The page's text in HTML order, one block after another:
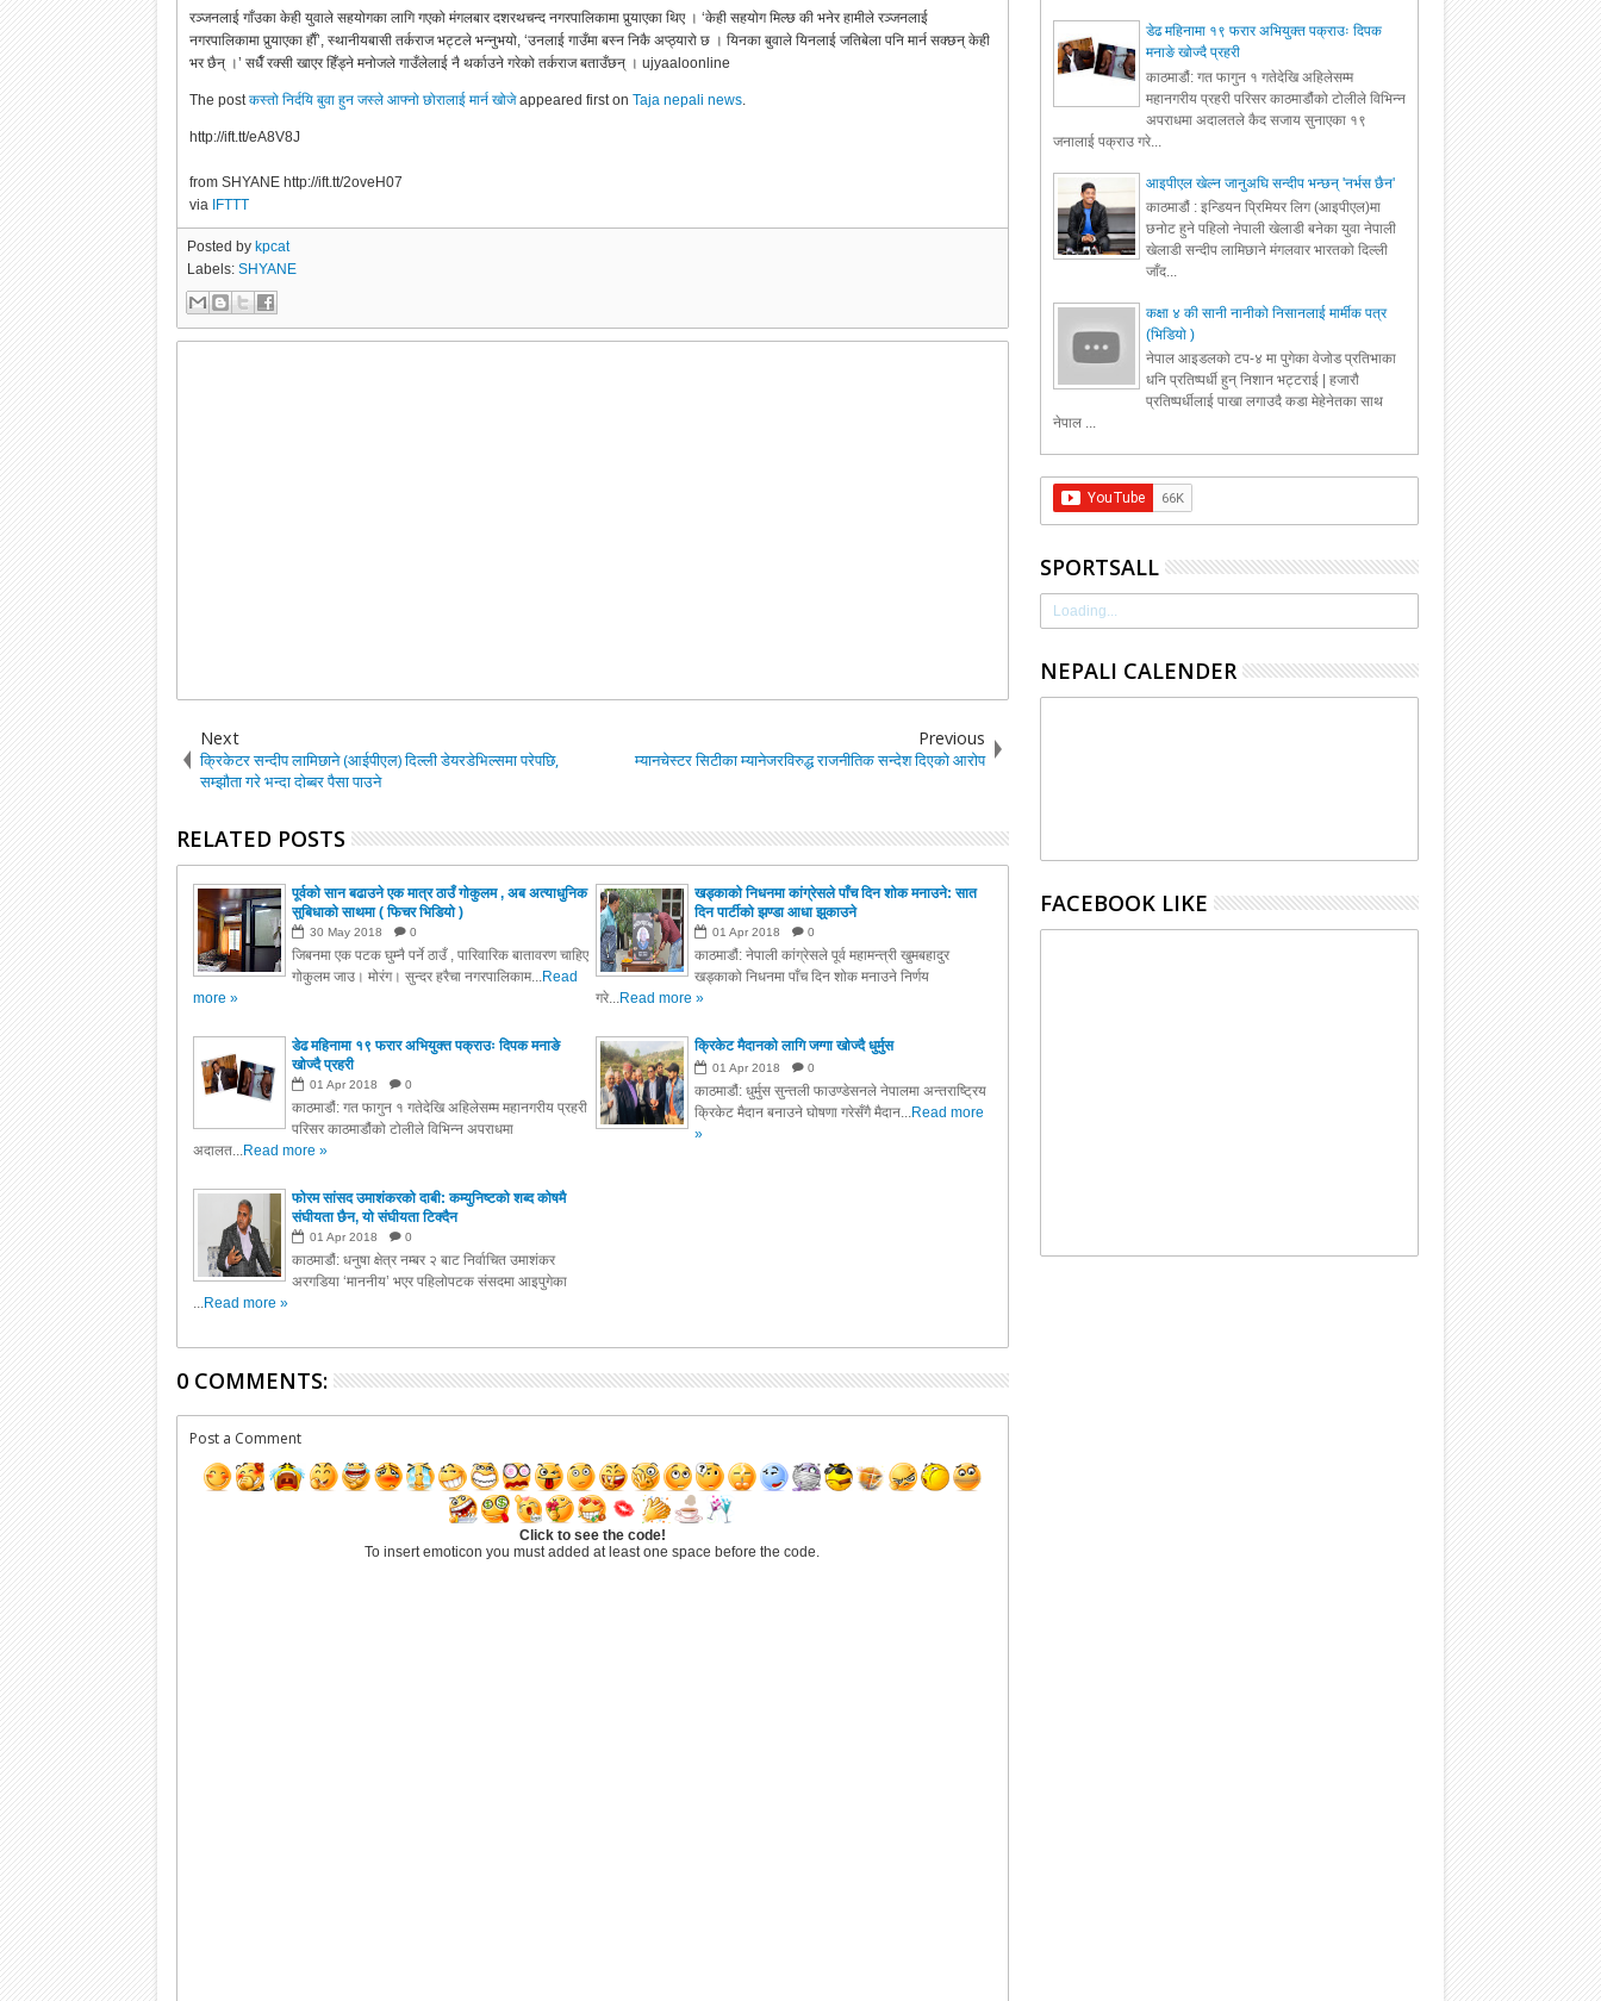
रञ्जनलाई गाँउका केही युवाले सहयोगका लागि गएको मंगलबार दशरथचन्द नगरपालिकामा पुर्‍याएका थिए । ‘केही सहयोग मिल्छ की भनेर हामीले रञ्जनलाई
नगरपालिकामा पुर्‍याएका हाैँ’, स्थानीयबासी तर्कराज भट्टले भन्नुभयो, ‘उनलाई गाउँमा बस्न निकै अप्ठ्यारो छ । यिनका बुवाले यिनलाई जतिबेला पनि मार्न सक्छन् केही
भर छैन् ।’ सधैँ रक्सी खाएर हिँड्ने मनोजले गाउँलेलाई नै थर्काउने गरेको तर्कराज बताउँछन् । ujyaaloonline
The postकस्तो निर्दयि बुवा हुन जस्ले आफ्नो छोरालाई मार्न खोजेappeared first onTaja nepali news.
http://ift.tt/eA8V8J
from SHYANE http://ift.tt/2oveH07
via IFTTT
Posted by kpcat
Labels:SHYANE
Next
क्रिकेटर सन्दीप लामिछाने (आईपीएल) दिल्ली डेयरडेभिल्समा परेपछि,
सम्झौता गरे भन्दा दोब्बर पैसा पाउने
Previous
म्यानचेस्टर सिटीका म्यानेजरविरुद्ध राजनीतिक सन्देश दिएको आरोप
RELATED POSTS
पूर्वको सान बढाउने एक मात्र ठाउँ गोकुलम , अब अत्याधुनिक
सुबिधाको साथमा ( फिचर भिडियो )
30 May 2018 0
जिबनमा एक पटक घुम्नै पर्ने ठाउँ , पारिवारिक बातावरण चाहिए
गोकुलम जाउ। मोरंग। सुन्दर हरैचा नगरपालिकाम...Read
more »
खड्काको निधनमा कांग्रेसले पाँच दिन शोक मनाउने: सात
दिन पार्टीको झण्डा आधा झुकाउने
01 Apr 2018 0
काठमाडौं: नेपाली कांग्रेसले पूर्व महामन्त्री खुमबहादुर
खड्काको निधनमा पाँच दिन शोक मनाउने निर्णय
गरे...Read more »
डेढ महिनामा १९ फरार अभियुक्त पक्राउः दिपक मनाङे
खोज्दै प्रहरी
01 Apr 2018 0
काठमाडौं: गत फागुन १ गतेदेखि अहिलेसम्म महानगरीय प्रहरी
परिसर काठमाडौंको टोलीले विभिन्न अपराधमा
अदालत...Read more »
क्रिकेट मैदानको लागि जग्गा खोज्दै धुर्मुस
01 Apr 2018 0
काठमाडौं: धुर्मुस सुन्तली फाउण्डेसनले नेपालमा अन्तराष्ट्रिय
क्रिकेट मैदान बनाउने घोषणा गरेसँगै मैदान...Read more
»
फोरम सांसद उमाशंकरको दाबी: कम्युनिष्टको शब्द कोषमै
संघीयता छैन, यो संघीयता टिक्दैन
01 Apr 2018 0
काठमाडौं: धनुषा क्षेत्र नम्बर २ बाट निर्वाचित उमाशंकर
अरगडिया ‘माननीय’ भएर पहिलोपटक संसदमा आइपुगेका
...Read more »
0 COMMENTS:
Post a Comment
Click to see the code!
To insert emoticon you must added at least one space before the code.
डेढ महिनामा १९ फरार अभियुक्त पक्राउः दिपक
मनाङे खोज्दै प्रहरी
काठमाडौं: गत फागुन १ गतेदेखि अहिलेसम्म
महानगरीय प्रहरी परिसर काठमाडौंको टोलीले विभिन्न
अपराधमा अदालतले कैद सजाय सुनाएका १९
जनालाई पक्राउ गरे...
आइपीएल खेल्न जानुअघि सन्दीप भन्छन् 'नर्भस छैन'
काठमाडौं : इन्डियन प्रिमियर लिग (आइपीएल)मा
छनोट हुने पहिलो नेपाली खेलाडी बनेका युवा नेपाली
खेलाडी सन्दीप लामिछाने मंगलवार भारतको दिल्ली
जाँद...
कक्षा ४ की सानी नानीको निसानलाई मार्मीक पत्र
(भिडियो )
नेपाल आइडलको टप-४ मा पुगेका वेजोड प्रतिभाका
धनि प्रतिष्पर्धी हुन् निशान भट्टराई | हजारौ
प्रतिष्पर्धीलाई पाखा लगाउदै कडा मेहेनेतका साथ
नेपाल ...
SPORTSALL
Loading...
NEPALI CALENDER
FACEBOOK LIKE